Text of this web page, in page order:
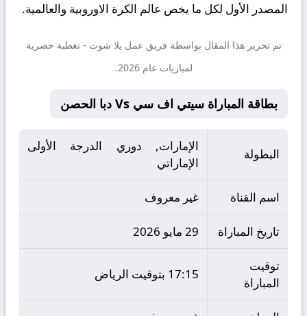
المصدر الأول لكل ما يخص عالم الكرة الاوروبية والعالمية.
تم تحرير هذا المقال بواسطة فريق عمل يلا شوت - تغطية حصرية
لمباريات عام 2026.
بطاقة المباراة سيتي اف سي Vs دبا الحصن
البطولة
الإمارات, دوري الدرجة الأولى
الإماراتي
اسم القناة غير معروف
تاريخ المباراة 29 مايو 2026
توقيت
المباراة
17:15 بتوقيت الرياض